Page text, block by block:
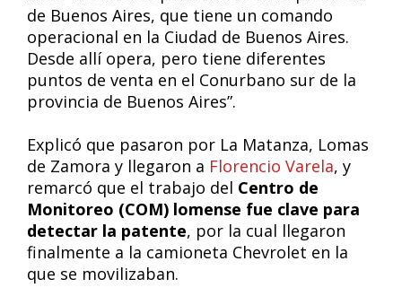
de Buenos Aires, que tiene un comando
operacional en la Ciudad de Buenos Aires.
Desde allí opera, pero tiene diferentes
puntos de venta en el Conurbano sur de la
provincia de Buenos Aires”.
Explicó que pasaron por La Matanza, Lomas
de Zamora y llegaron a Florencio Varela, y
remarcó que el trabajo del Centro de
Monitoreo (COM) lomense fue clave para
detectar la patente, por la cual llegaron
finalmente a la camioneta Chevrolet en la
que se movilizaban.